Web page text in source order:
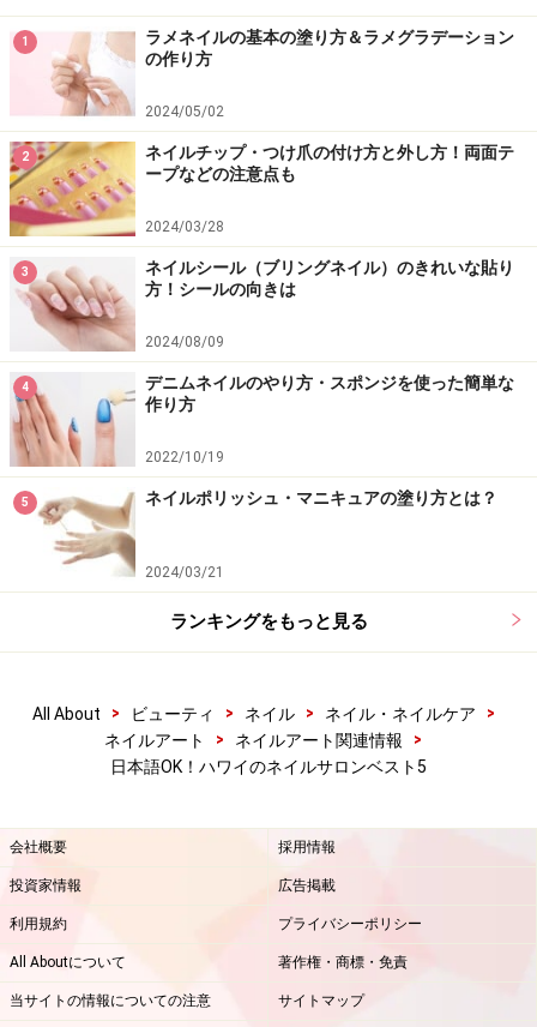
1
ラメネイルの基本の塗り方＆ラメグラデーション
の作り方
2024/05/02
2
ネイルチップ・つけ爪の付け方と外し方！両面テ
ープなどの注意点も
2024/03/28
3
ネイルシール（ブリングネイル）のきれいな貼り
方！シールの向きは
2024/08/09
4
デニムネイルのやり方・スポンジを使った簡単な
作り方
2022/10/19
5 ネイルポリッシュ・マニキュアの塗り方とは？
2024/03/21
ランキングをもっと見る
All About > ビューティ > ネイル > ネイル・ネイルケア
>
ネイルアート
> ネイルアート関連情報
>
日本語OK！ハワイのネイルサロンベスト5
会社概要 採用情報
投資家情報 広告掲載
利用規約 プライバシーポリシー
All Aboutについて 著作権・商標・免責
当サイトの情報についての注意 サイトマップ